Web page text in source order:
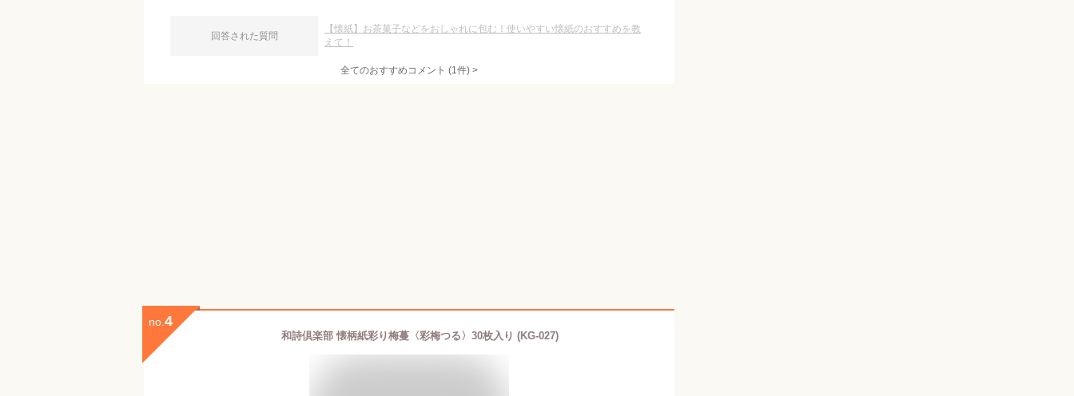
回答された質問
【懐紙】お茶菓子などをおしゃれに包む！使いやすい懐紙のおすすめを教
えて！
全てのおすすめコメント (1件) >
no. 4
和詩倶楽部 懐柄紙彩り梅蔓〈彩梅つる〉30枚入り (KG-027)